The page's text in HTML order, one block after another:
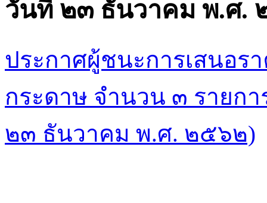
วันที่ ๒๓ ธันวาคม พ.ศ.
ประกาศผู้ชนะการเสนอร
กระดาษ จํานวน ๓ รายกา
๒๓ ธันวาคม พ.ศ. ๒๕๖๒)